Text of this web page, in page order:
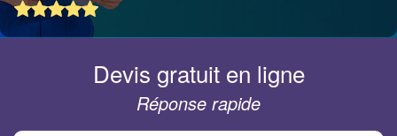
Devis gratuit en ligne
Réponse rapide